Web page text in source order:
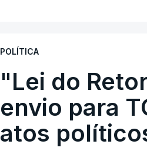
POLÍTICA
"Lei do
envio para
atos